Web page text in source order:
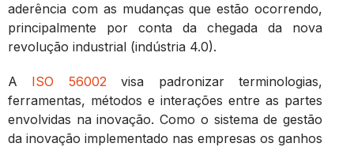
aderência com as mudanças que estão ocorrendo,
principalmente por conta da chegada da nova
revolução industrial (indústria 4.0).
A ISO 56002visa padronizar terminologias,
ferramentas, métodos e interações entre as partes
envolvidas na inovação. Como o sistema de gestão
da inovação implementado nas empresas os ganhos